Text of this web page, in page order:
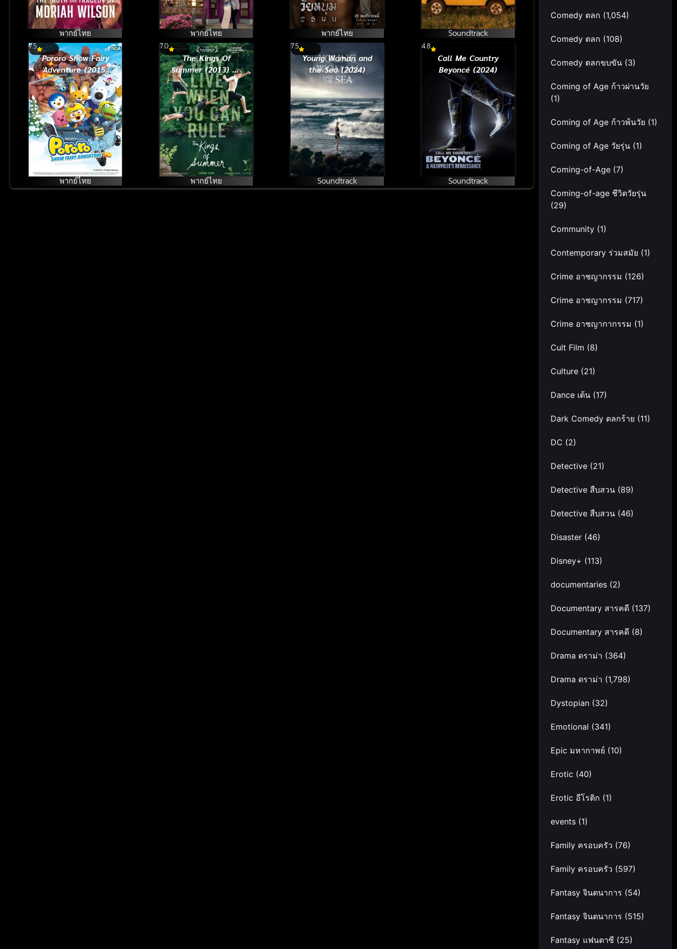
พากย์ไทย พากย์ไทย พากย์ไทย Soundtrack
7.5
Pororo Snow Fairy
Adventure (2015)
โพโรโระ เดอะมูวี่
ภาค มหัศจรรย์ดิน
แดนหิมะ
พากย์ไทย
7.0
The Kings Of
Summer (2013) ทิ้ง
โลกเดิม เติมโลกใหม่
พากย์ไทย
7.5
Young Woman and
the Sea (2024)
Soundtrack
4.8
Call Me Country
Beyoncé (2024)
Soundtrack
Comedy ตลก (1,054)
Comedy ตลก (108)
Comedy ตลกขบขัน (3)
Coming of Age ก้าวผ่านวัย
(1)
Coming of Age ก้าวพ้นวัย (1)
Coming of Age วัยรุ่น (1)
Coming-of-Age (7)
Coming-of-age ชีวิตวัยรุ่น
(29)
Community (1)
Contemporary ร่วมสมัย (1)
Crime อาชญากรรม (126)
Crime อาชญากรรม (717)
Crime อาชญากากรรม (1)
Cult Film (8)
Culture (21)
Dance เต้น (17)
Dark Comedy ตลกร้าย (11)
DC (2)
Detective (21)
Detective สืบสวน (89)
Detective สืบสวน (46)
Disaster (46)
Disney+ (113)
documentaries (2)
Documentary สารคดี (137)
Documentary สารคดี (8)
Drama ดราม่า (364)
Drama ดราม่า (1,798)
Dystopian (32)
Emotional (341)
Epic มหากาพย์ (10)
Erotic (40)
Erotic อีโรติก (1)
events (1)
Family ครอบครัว (76)
Family ครอบครัว (597)
Fantasy จินตนาการ (54)
Fantasy จินตนาการ (515)
Fantasy แฟนตาซี (25)